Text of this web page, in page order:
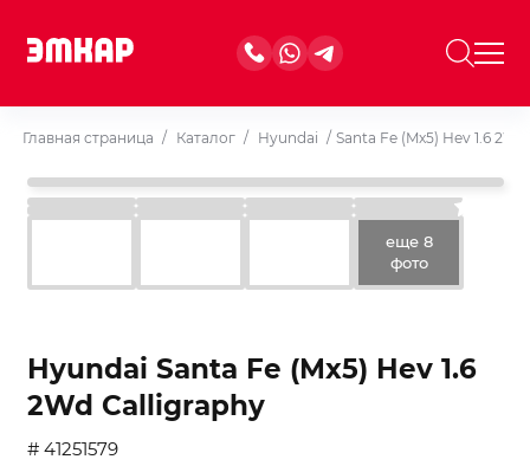
Главная страница / Каталог / Hyundai / Santa Fe (Mx5) Hev 1.6
еще 8
фото
Hyundai Santa Fe (Mx5) Hev 1.6
2Wd Calligraphy
# 41251579